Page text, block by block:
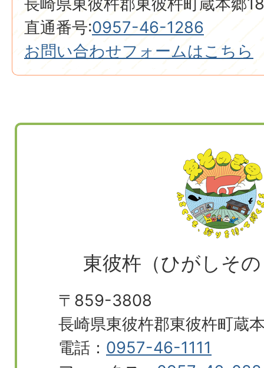
直通番号:0957-46-1286
お問い合わせフォームはこちら
東彼杵（ひがしそ
〒859-3808
長崎県東彼杵郡東彼杵町蔵
電話： 0957-46-1111